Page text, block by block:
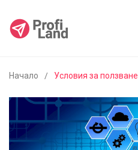
Начало Условия за ползване